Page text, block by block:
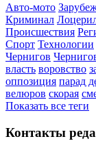
Авто-мото
Криминал
Происшествия
Спорт Технологии
Чернигов
власть воровство
оппозиция парад
велюров скорая
Показать все теги
Контакты